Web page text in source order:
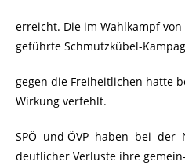
erreicht. Die im Wahlkampf
geführte Schmutzkübel-
gegen die Freiheitlichen hatte
Wirkung verfehlt.
SPÖ und ÖVP haben bei der
deutlicher Verluste ihre gemein-